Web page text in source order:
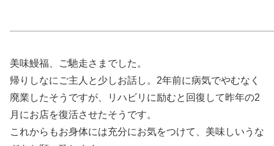
美味鰻福、ご馳走さまでした。
帰りしなにご主人と少しお話し。2年前に病気でやむなく
廃業したそうですが、リハビリに励むと回復して昨年の2
月にお店を復活させたそうです。
これからもお身体には充分にお気をつけて、美味しいうな